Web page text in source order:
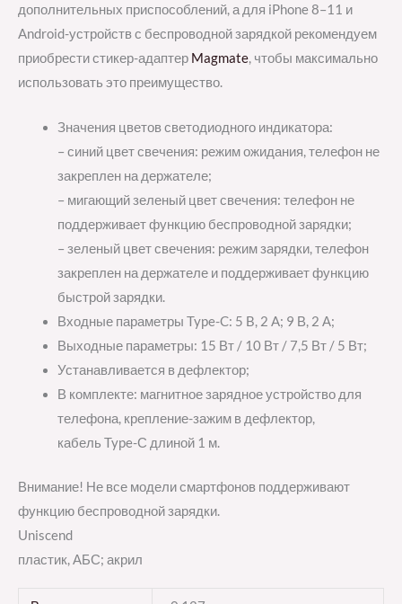
дополнительных приспособлений, а для iPhone 8–11 и
Android-устройств с беспроводной зарядкой рекомендуем
приобрести стикер-адаптер Magmate, чтобы максимально
использовать это преимущество.
Значения цветов светодиодного индикатора:
– синий цвет свечения: режим ожидания, телефон не
закреплен на держателе;
– мигающий зеленый цвет свечения: телефон не
поддерживает функцию беспроводной зарядки;
– зеленый цвет свечения: режим зарядки, телефон
закреплен на держателе и поддерживает функцию
быстрой зарядки.
Входные параметры Type-C: 5 B, 2 A; 9 В, 2 А;
Выходные параметры: 15 Вт / 10 Вт / 7,5 Вт / 5 Вт;
Устанавливается в дефлектор;
В комплекте: магнитное зарядное устройство для
телефона, крепление-зажим в дефлектор,
кабель Type-С длиной 1 м.
Внимание! Не все модели смартфонов поддерживают
функцию беспроводной зарядки.
Uniscend
пластик, АБС; акрил